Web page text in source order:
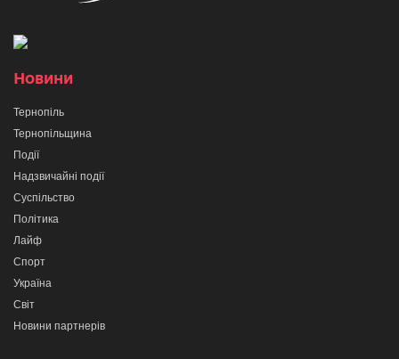
Новини
Тернопіль
Тернопільщина
Події
Надзвичайні події
Суспільство
Політика
Лайф
Спорт
Україна
Світ
Новини партнерів